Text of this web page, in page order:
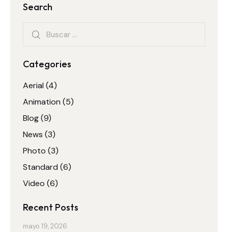
Search
Categories
Aerial (4)
Animation (5)
Blog(9)
News (3)
Photo (3)
Standard (6)
Video (6)
Recent Posts
mayo 19, 2026